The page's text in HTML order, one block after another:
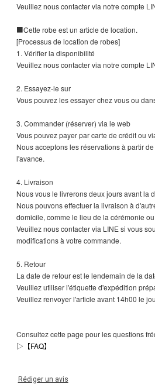
Veuillez nous contacter via notre compte
■Cette robe est un article de location.
[Processus de location de robes]
1. Vérifier la disponibilité
Veuillez nous contacter via notre compte
2. Essayez-le sur
Vous pouvez les essayer chez vous ou
3. Commander (réserver) via le web
Vous pouvez payer par carte de crédit ou
Nous acceptons les réservations à partir
l'avance.
4. Livraison
Nous vous le livrerons deux jours avant la
Nous pouvons effectuer la livraison à
domicile, comme le lieu de la cérémonie
Veuillez nous contacter via LINE si vous
modifications à votre commande.
5. Retour
La date de retour est le lendemain de la
Veuillez utiliser l'étiquette d'expédition
Veuillez renvoyer l'article avant 14h00 le
Consultez cette page pour les questions
▷ 【FAQ】
Rédiger un avis